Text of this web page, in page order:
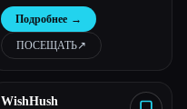
интеллектом в сфере
недвижимости
Подробнее →
ПОСЕЩАТЬ↗︎
WishHush